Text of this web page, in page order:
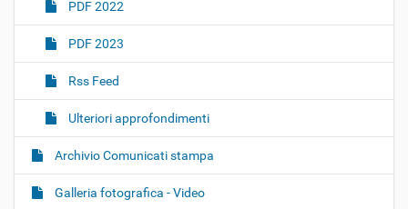
PDF 2022
PDF 2023
Rss Feed
Ulteriori approfondimenti
Archivio Comunicati stampa
Galleria fotografica - Video